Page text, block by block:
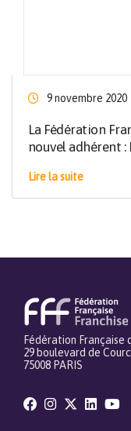
9 novembre 2020
La Fédération
nouvel adhérent :
Lire la suite
Fédération Française
29 boulevard de
75008 PARIS